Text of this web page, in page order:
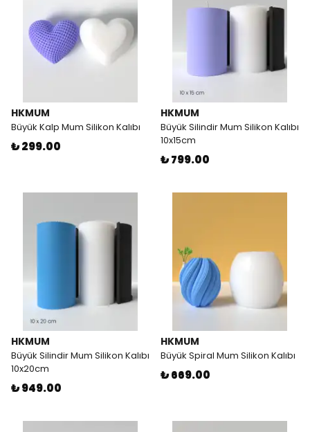
HKMUM
Büyük Kalp Mum Silikon Kalıbı
₺ 299.00
HKMUM
Büyük Silindir Mum Silikon Kalıbı
10x15cm
₺ 799.00
HKMUM
Büyük Silindir Mum Silikon Kalıbı
10x20cm
₺ 949.00
HKMUM
Büyük Spiral Mum Silikon Kalıbı
₺ 669.00